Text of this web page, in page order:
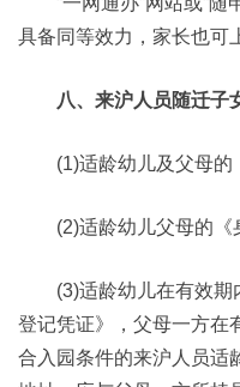
具备同等效力，家长也可
八、来沪人员随迁子
(1)适龄幼儿及父母的
(2)适龄幼儿父母的《
(3)适龄幼儿在有效期
登记凭证》，父母一方在
合入园条件的来沪人员适